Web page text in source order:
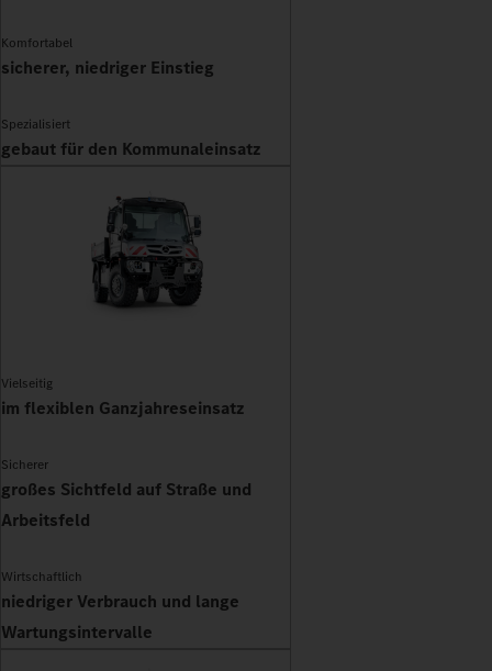
Komfortabel
sicherer, niedriger Einstieg
Spezialisiert
gebaut für den Kommunaleinsatz
Vielseitig
im flexiblen Ganzjahreseinsatz
Sicherer
großes Sichtfeld auf Straße und
Arbeitsfeld
Wirtschaftlich
niedriger Verbrauch und lange
Wartungsintervalle